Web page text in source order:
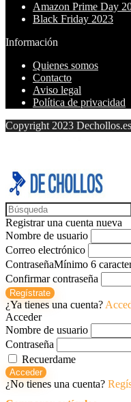
Amazon Prime Day
Black Friday 2023
Información
Quienes somos
Contacto
Aviso legal
Política de privacidad
Copyright 2023
Registrar una cuenta nueva
Nombre de usuario
Correo electrónico
ContraseñaMínimo 6
Confirmar contraseña
Regístrate
¿Ya tienes una cuenta?
Acceder
Nombre de usuario
Contraseña
Recuerdame
Acceder
¿No tienes una cuenta?